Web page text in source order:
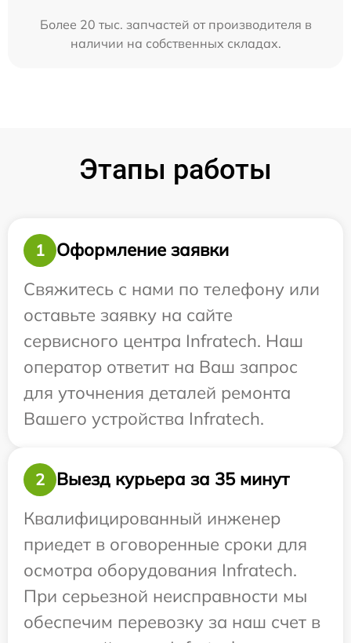
Более 20 тыс. запчастей от производителя в
наличии на собственных складах.
Этапы работы
1
Оформление заявки
Свяжитесь с нами по телефону или
оставьте заявку на сайте
сервисного центра Infratech. Наш
оператор ответит на Ваш запрос
для уточнения деталей ремонта
Вашего устройства Infratech.
2
Выезд курьера за 35 минут
Квалифицированный инженер
приедет в оговоренные сроки для
осмотра оборудования Infratech.
При серьезной неисправности мы
обеспечим перевозку за наш счет в